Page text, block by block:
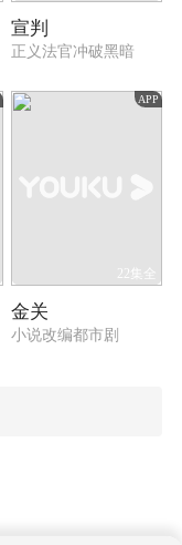
宣判
正义法官冲破黑暗
APP
22集全
金关
小说改编都市剧